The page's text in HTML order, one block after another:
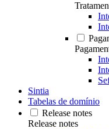
Sintia
Tabelas de domínio
Release notes
Release notes